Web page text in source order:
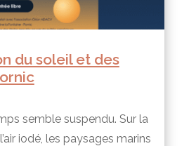
du soleil et des
semble suspendu. Sur la
iodé, les paysages marins